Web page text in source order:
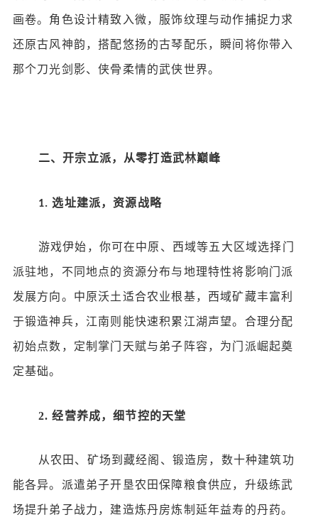
画卷。角色设计精致入微，服饰纹理与动作捕捉力求
还原古风神韵，搭配悠扬的古琴配乐，瞬间将你带入
那个刀光剑影、侠骨柔情的武侠世界。
二、开宗立派，从零打造武林巅峰
1. 选址建派，资源战略
游戏伊始，你可在中原、西域等五大区域选择门
派驻地，不同地点的资源分布与地理特性将影响门派
发展方向。中原沃土适合农业根基，西域矿藏丰富利
于锻造神兵，江南则能快速积累江湖声望。合理分配
初始点数，定制掌门天赋与弟子阵容，为门派崛起奠
定基础。
2.经营养成，细节控的天堂
从农田、矿场到藏经阁、锻造房，数十种建筑功
能各异。派遣弟子开垦农田保障粮食供应，升级练武
场提升弟子战力，建造炼丹房炼制延年益寿的丹药。